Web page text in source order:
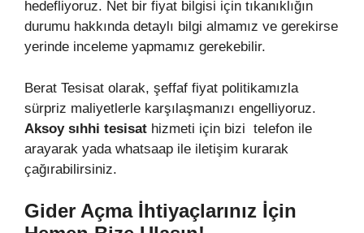
hedefliyoruz. Net bir fiyat bilgisi için tıkanıklığın
durumu hakkında detaylı bilgi almamız ve gerekirse
yerinde inceleme yapmamız gerekebilir.
Berat Tesisat olarak, şeffaf fiyat politikamızla
sürpriz maliyetlerle karşılaşmanızı engelliyoruz.
Aksoy sıhhi tesisat hizmeti için bizi telefon ile
arayarak yada whatsaap ile iletişim kurarak
çağırabilirsiniz.
Gider Açma İhtiyaçlarınız İçin